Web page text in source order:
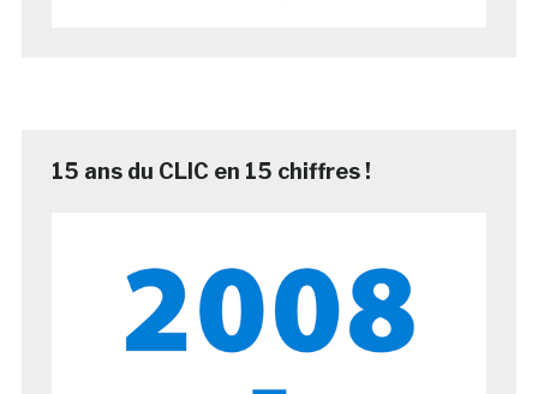
15 ans du CLIC en 15 chiffres !